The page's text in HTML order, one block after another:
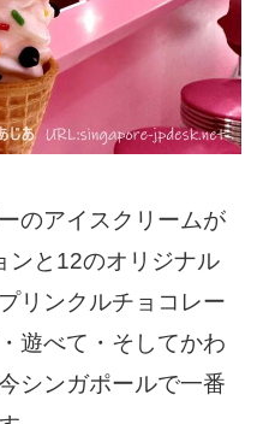
のアイスクリームが
ンと12のオリジナル
リンクルチョコレー
遊べて・そしてかわ
シンガポールで一番